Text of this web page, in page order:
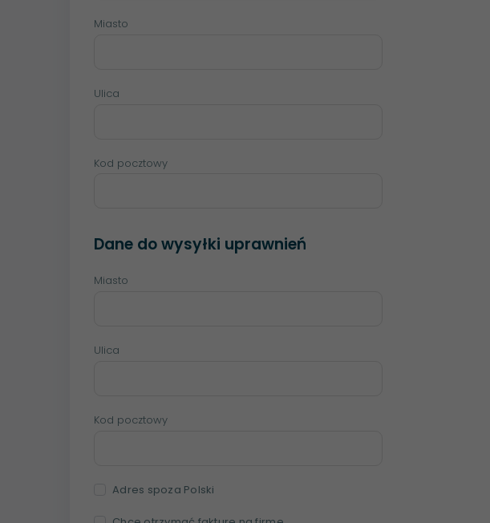
Miasto
Ulica
Kod pocztowy
Dane do wysyłki uprawnień
Miasto
Ulica
Kod pocztowy
Adres spoza Polski